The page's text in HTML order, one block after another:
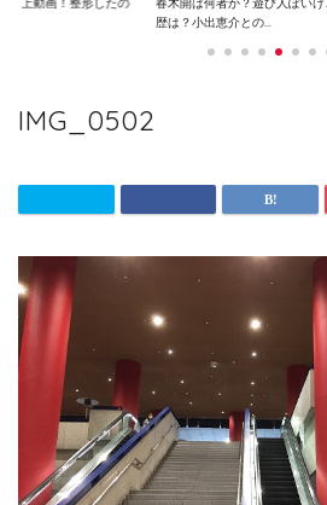
炎上動画！整形したの
春木開は何者か？遊び人ぽい
歴は？小出恵介との...
IMG_0502